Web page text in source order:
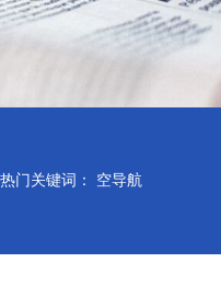
热门关键词： 空导航